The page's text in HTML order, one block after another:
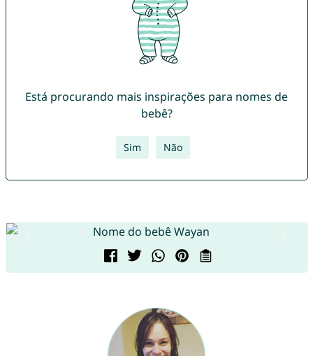
Está procurando mais inspirações para nomes de
bebê?
Sim Não